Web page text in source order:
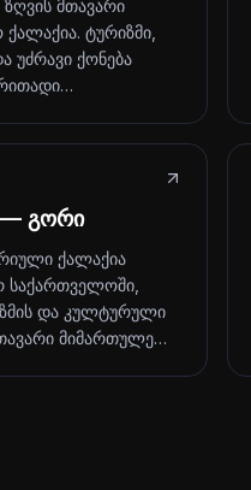
ზღვის მთავარი
ტურიზმი,
უძრავი ქონება
— გორი
ქალაქია
და კულტურული
მიმართულე…